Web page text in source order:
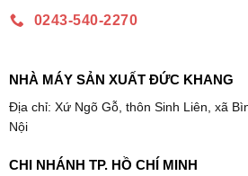
0243-540-2270
NHÀ MÁY SẢN XUẤT ĐỨC KHANG
Địa chỉ: Xứ Ngõ Gỗ, thôn Sinh Liên, xã
Nội
CHI NHÁNH TP. HỒ CHÍ MINH